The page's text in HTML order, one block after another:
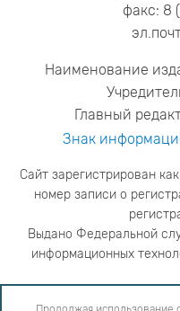
факс: 8
Наименование
Главный
Знак
Сайт зарегистрирован
номер записи о
Выдано Федеральной
информационных
адрес